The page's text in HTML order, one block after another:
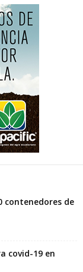
contenedores de
covid-19 en